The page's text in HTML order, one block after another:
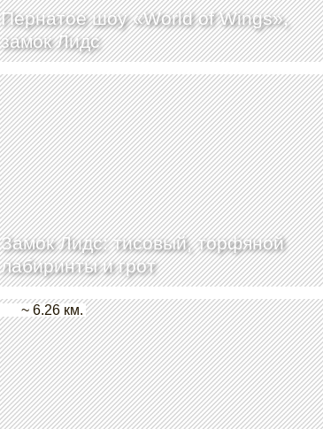
Пернатое шоу «World of Wings»,
замок Лидс
Замок Лидс: тисовый, торфяной
лабиринты и грот
~ 6.26 км.